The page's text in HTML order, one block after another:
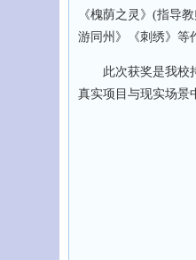
《槐荫之灵》(指导
游同州》《刺绣》等
此次获奖是我校持
真实项目与现实场景